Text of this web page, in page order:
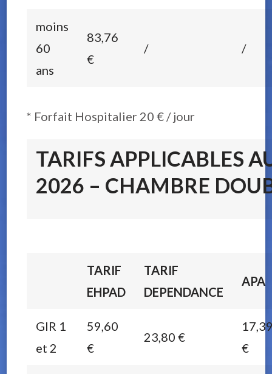
moins
60
ans
83,76
€
/ /
* Forfait Hospitalier 20 € / jour
TARIFS APPLICABLES
2026 – CHAMBRE
TARIF
EHPAD
TARIF
DEPENDANCE
APA
GIR 1
et 2
59,60
€
23,80 €
€